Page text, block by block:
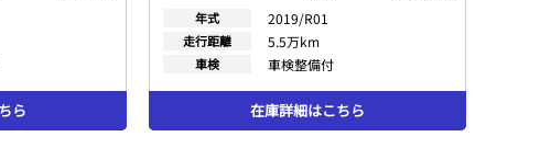
ら
年式 2019/R01
走行距離 5.5万km
車検 車検整備付
在庫詳細はこちら